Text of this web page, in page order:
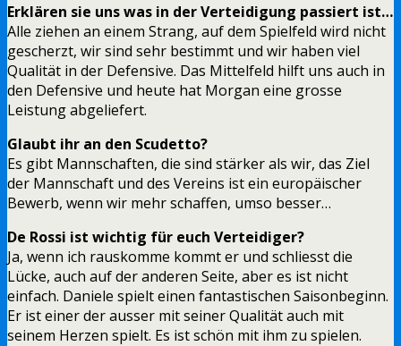
Erklären sie uns was in der Verteidigung passiert ist…
Alle ziehen an einem Strang, auf dem Spielfeld wird nicht
gescherzt, wir sind sehr bestimmt und wir haben viel
Qualität in der Defensive. Das Mittelfeld hilft uns auch in
den Defensive und heute hat Morgan eine grosse
Leistung abgeliefert.
Glaubt ihr an den Scudetto?
Es gibt Mannschaften, die sind stärker als wir, das Ziel
der Mannschaft und des Vereins ist ein europäischer
Bewerb, wenn wir mehr schaffen, umso besser…
De Rossi ist wichtig für euch Verteidiger?
Ja, wenn ich rauskomme kommt er und schliesst die
Lücke, auch auf der anderen Seite, aber es ist nicht
einfach. Daniele spielt einen fantastischen Saisonbeginn.
Er ist einer der ausser mit seiner Qualität auch mit
seinem Herzen spielt. Es ist schön mit ihm zu spielen.